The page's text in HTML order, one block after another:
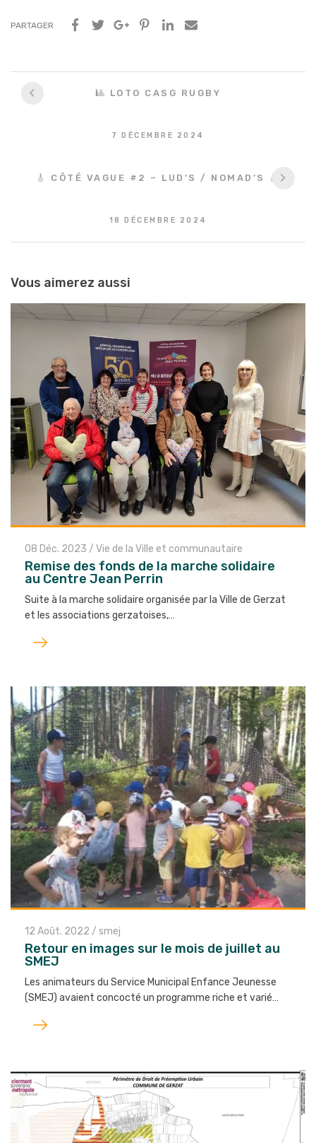
PARTAGER
Navigation
entre
🎱 LOTO CASG RUGBY
7 DÉCEMBRE 2024
🎸 CÔTÉ VAGUE #2 – LUD’S / NOMAD’S 🎸
18 DÉCEMBRE 2024
Vous aimerez aussi
08 Déc. 2023 / Vie de la Ville et communautaire
Remise des fonds de la marche solidaire
au Centre Jean Perrin
Suite à la marche solidaire organisée par la Ville de Gerzat
et les associations gerzatoises,…
Lire
l'article
12 Août. 2022 / smej
Retour en images sur le mois de juillet au
SMEJ
Les animateurs du Service Municipal Enfance Jeunesse
(SMEJ) avaient concocté un programme riche et varié…
Lire
l'article